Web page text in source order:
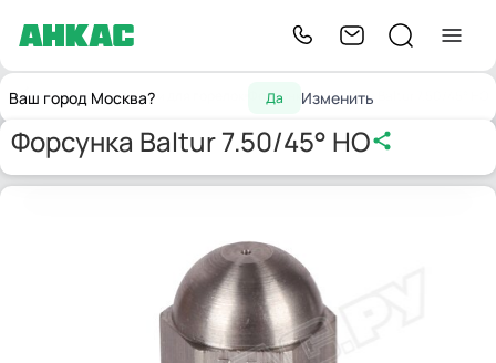
Ваш город Москва? Да Изменить
ГлавнаяЗапчасти для горелок ФорсункиФорсунка Baltur 7.50/45° HO
Форсунка Baltur 7.50/45° HO